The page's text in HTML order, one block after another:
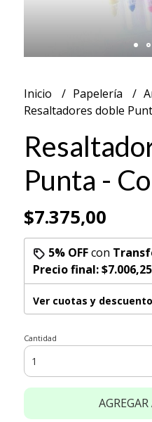
Inicio Papelería
Resaltadores doble
Punta -
$7.375,00
5% OFFcon
Precio final:$7.006,25
Ver cuotas y
Cantidad